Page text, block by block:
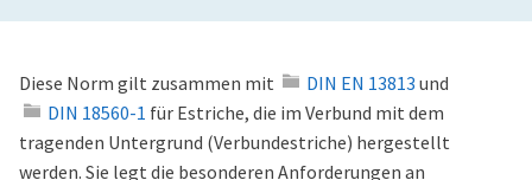
Diese Norm gilt zusammen mit DIN EN 13813 und
DIN 18560-1 für Estriche, die im Verbund mit dem
tragenden Untergrund (Verbundestriche) hergestellt
werden. Sie legt die besonderen Anforderungen an